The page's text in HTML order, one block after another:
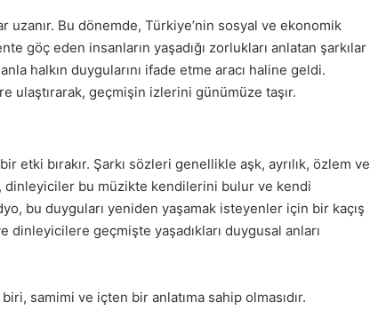
uzanır. Bu dönemde, Türkiye’nin sosyal ve ekonomik
göç eden insanların yaşadığı zorlukları anlatan şarkılar
halkın duygularını ifade etme aracı haline geldi.
ulaştırarak, geçmişin izlerini günümüze taşır.
bırakır. Şarkı sözleri genellikle aşk, ayrılık, özlem ve
dinleyiciler bu müzikte kendilerini bulur ve kendi
bu duyguları yeniden yaşamak isteyenler için bir kaçış
dinleyicilere geçmişte yaşadıkları duygusal anları
samimi ve içten bir anlatıma sahip olmasıdır.